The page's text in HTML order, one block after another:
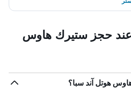
عند حجز ستيرك هاوس
هوتل آند سبا؟